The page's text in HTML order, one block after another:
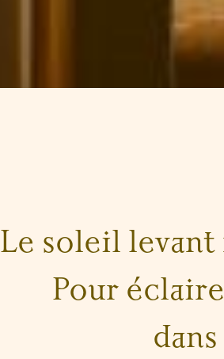
Le soleil levant
Pour